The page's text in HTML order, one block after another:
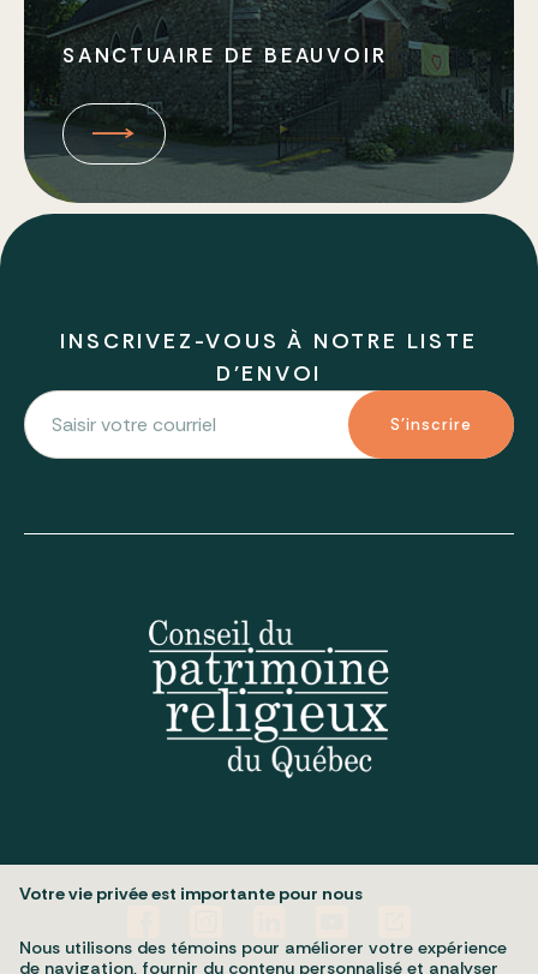
SANCTUAIRE DE BEAUVOIR
INSCRIVEZ-VOUS À NOTRE LISTE
D'ENVOI
S'inscrire
Votre vie privée est importante pour nous
Nous utilisons des témoins pour améliorer votre expérience
de navigation, fournir du contenu personnalisé et analyser